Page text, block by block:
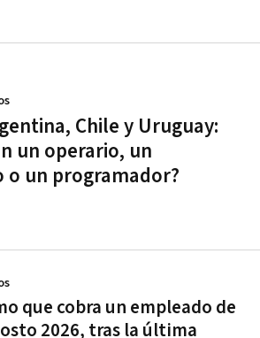
Chile y Uruguay:
un operario, un
un programador?
que cobra un empleado de
2026, tras la última